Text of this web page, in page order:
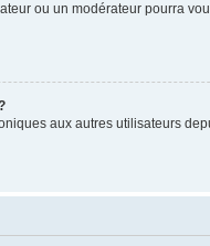
ou un modérateur pourra
aux autres utilisateurs